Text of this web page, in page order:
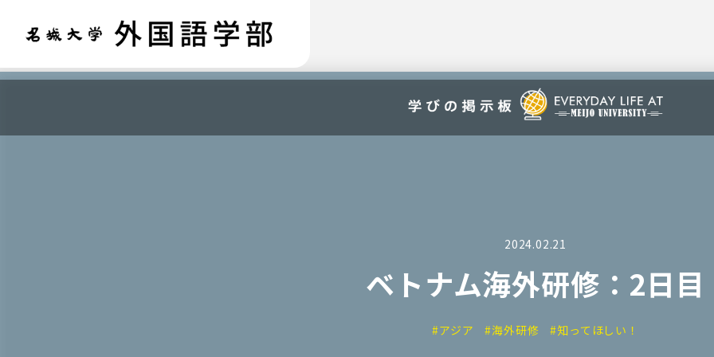
2024.02.21
ベトナム海外研修：2日目
#アジア #海外研修 #知ってほしい！